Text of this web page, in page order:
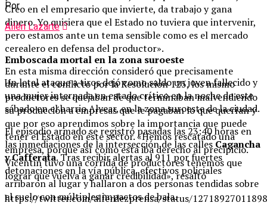
Creo en el empresario que invierte, da trabajo y gana
dinero. Yo quisiera que el Estado no tuviera que intervenir,
pero estamos ante un tema sensible como es el mercado
cerealero en defensa del productor».
En esta misma dirección consideró que precisamente
durante el conflicto por la Resolución 125, los mismo
productores se quejaban de que terminaban malvendiendo
su producción a empresas que le pagaban lo que querían y
que por eso aprendimos sobre la importancia que puede
tener el Estado en éste sector. «Hemos rescatado una
empresa, porque así como está iba derecho al precipicio.
Vicentin tuvo una corrida de productores tenemos que
lograr que vuelva a ganar credibilidad», resaltó
https://twitter.com/alferdezprensa/status/
Por
Ailén Lazarte
Emboscada mortal en la zona suroeste
Un letal ataque a tiros dejó como saldo un joven fallecido y
una mujer internada en estado crítico en la noche de este
sábado en el barrio Alvear, en la zona suroeste de la ciudad.
El episodio armado se registró pasadas las 23:40 horas en
las inmediaciones de la intersección de las callesCagancha
y Cafferata. Tras recibir alertas al 911 por fuertes
detonaciones en la vía pública, efectivos policiales
arribaron al lugar y hallaron a dos personas tendidas sobre
el suelo con múltiples impactos de bala.